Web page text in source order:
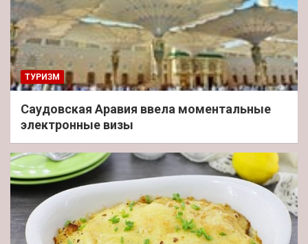
ТУРИЗМ
Саудовская Аравия ввела моментальные
электронные визы